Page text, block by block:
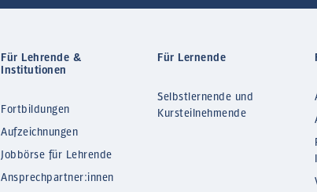
Für Lehrende &
Institutionen
Fortbildungen
Aufzeichnungen
Jobbörse für Lehrende
Ansprechpartner:innen
Für Lernende
Selbstlernende und
Kursteilnehmende